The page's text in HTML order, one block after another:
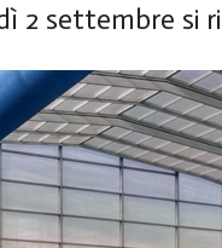
2 settembre si